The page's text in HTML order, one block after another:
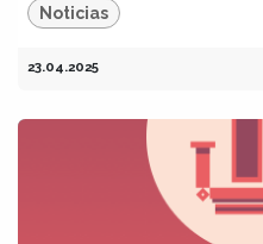
Noticias
23.04.2025